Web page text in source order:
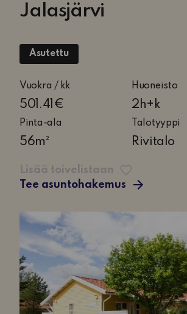
Jalasjärvi
Asutettu
Vuokra / kk
501.41€
Huoneisto
2h+k
2
huonetta
keittiö
Pinta-ala
56m²
Talotyyppi
Rivitalo
Lisää toivelistaan
Tee asuntohakemus